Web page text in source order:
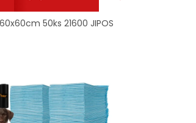
50ks 21600 JIPOS